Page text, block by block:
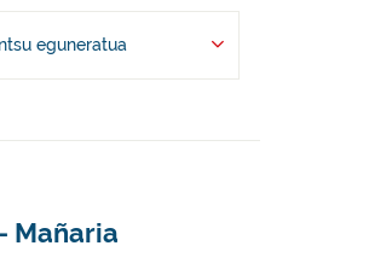
eguneratua
Mañaria